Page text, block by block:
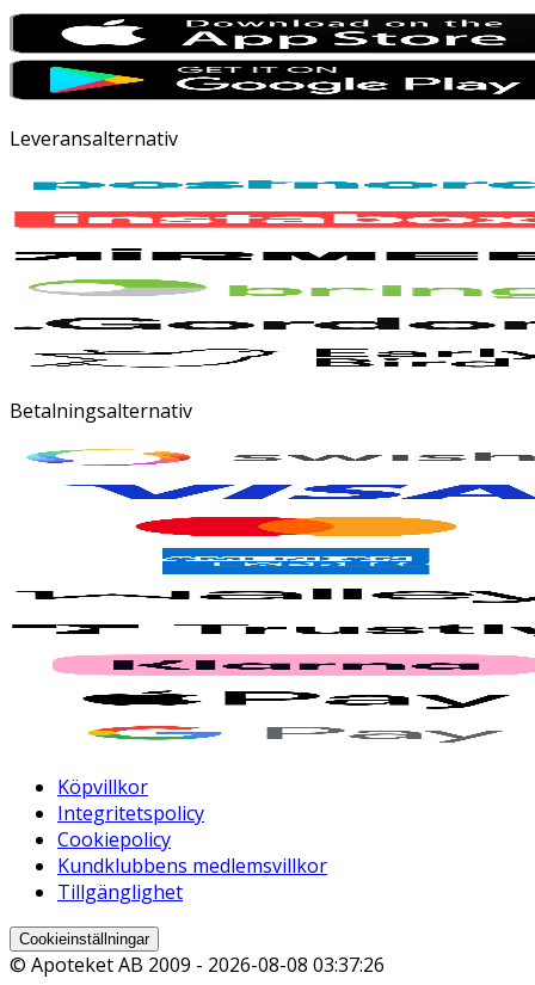
Leveransalternativ
Betalningsalternativ
Köpvillkor
Integritetspolicy
Cookiepolicy
Kundklubbens medlemsvillkor
Tillgänglighet
Cookieinställningar
© Apoteket AB 2009 - 2026-08-08 03:37:26